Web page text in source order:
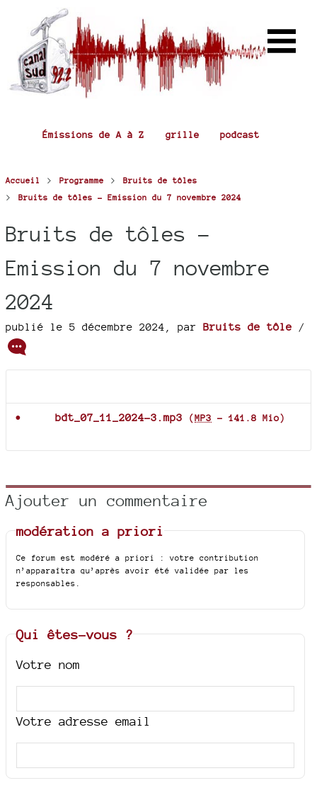
Émissions de A à Z grille podcast
Accueil > Programme > Bruits de tôles
> Bruits de tôles - Emission du 7 novembre 2024
Bruits de tôles -
Emission du 7 novembre
2024
publié le 5 décembre 2024 par Bruits de tôle /
bdt_07_11_2024-3.mp3 (MP3 - 141.8 Mio)
Ajouter un commentaire
modération a priori
Ce forum est modéré a priori : votre contribution
n’apparaîtra qu’après avoir été validée par les
responsables.
Qui êtes-vous ?
Votre nom
Votre adresse email